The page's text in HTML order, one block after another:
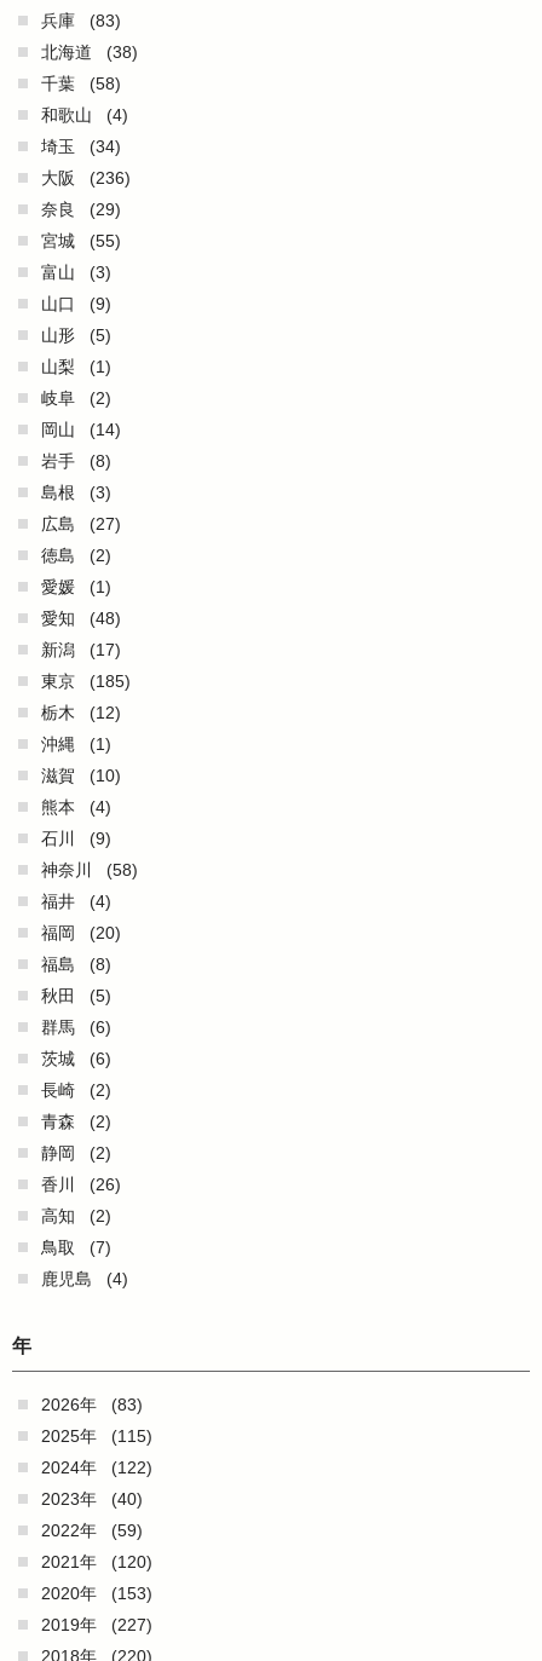
兵庫
(83)
北海道
(38)
千葉
(58)
和歌山
(4)
埼玉
(34)
大阪
(236)
奈良
(29)
宮城
(55)
富山
(3)
山口
(9)
山形
(5)
山梨
(1)
岐阜
(2)
岡山
(14)
岩手
(8)
島根
(3)
広島
(27)
徳島
(2)
愛媛
(1)
愛知
(48)
新潟
(17)
東京
(185)
栃木
(12)
沖縄
(1)
滋賀
(10)
熊本
(4)
石川
(9)
神奈川
(58)
福井
(4)
福岡
(20)
福島
(8)
秋田
(5)
群馬
(6)
茨城
(6)
長崎
(2)
青森
(2)
静岡
(2)
香川
(26)
高知
(2)
鳥取
(7)
鹿児島
(4)
年
2026年
(83)
2025年
(115)
2024年
(122)
2023年
(40)
2022年
(59)
2021年
(120)
2020年
(153)
2019年
(227)
2018年
(220)